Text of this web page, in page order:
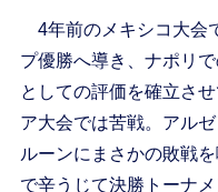
4年前のメキシコ大会
プ優勝へ導き、ナポリ
としての評価を確立さ
ア大会では苦戦。アル
ルーンにまさかの敗戦
で辛うじて決勝トーナ